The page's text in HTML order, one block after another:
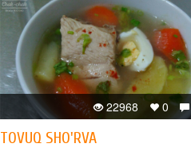
0
22968
TOVUQ SHO'RVA